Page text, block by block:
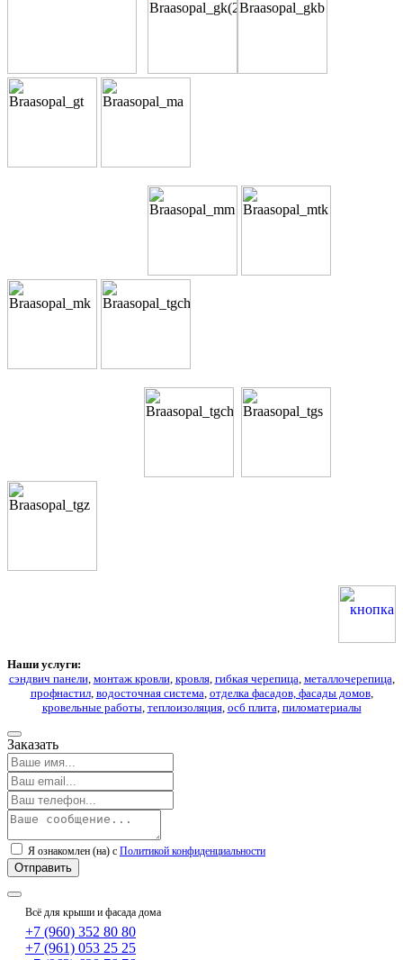
Наши услуги:
сэндвич панели, монтаж кровли, кровля, гибкая черепица металлочерепица
профнастил, водосточная система отделка фасадов, фасады домов,
кровельные работы, теплоизоляция, осб плита пиломатериалы
Заказать
Я ознакомлен (на) с Политикой конфиденциальности
Всё для крыши и фасада дома
+7 (960) 352 80 80
+7 (961) 053 25 25